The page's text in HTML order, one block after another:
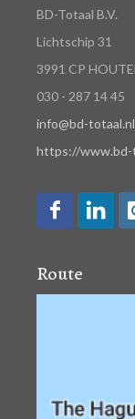
BD-Totaal B.V.
Lichtschip 31
3991 CP
030 - 287 14 45
info@bd-totaal.nl
https://www.bd-
Route